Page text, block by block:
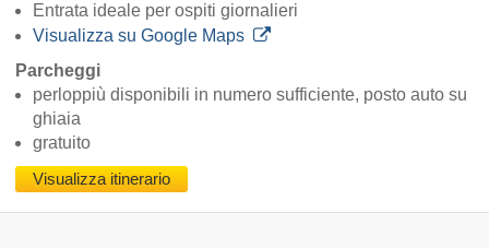
Entrata ideale per ospiti giornalieri
Visualizza su Google Maps
Parcheggi
perloppiù disponibili in numero sufficiente, posto auto su
ghiaia
gratuito
Visualizza itinerario